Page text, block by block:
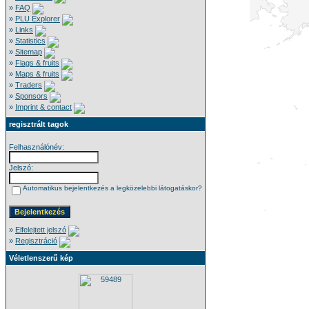
» FAQ
» PLU Explorer
» Links
» Statistics
» Sitemap
» Flags & fruits
» Maps & fruits
» Traders
» Sponsors
» Imprint & contact
regisztrált tagok
Felhasználónév:
Jelszó:
Automatikus bejelentkezés a legközelebbi látogatáskor?
» Elfelejtett jelszó
» Regisztráció
Véletlenszerű kép